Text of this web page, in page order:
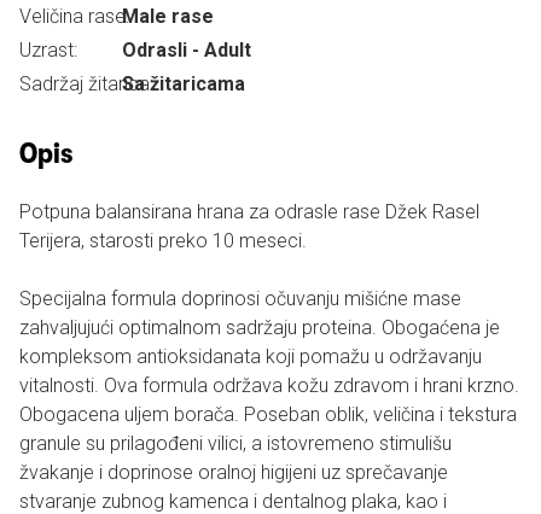
Veličina rase:Male rase
Uzrast:
Odrasli - Adult
Sadržaj žitarica:Sa žitaricama
Opis
Potpuna balansirana hrana za odrasle rase Džek Rasel
Terijera, starosti preko 10 meseci.
Specijalna formula doprinosi očuvanju mišićne mase
zahvaljujući optimalnom sadržaju proteina. Obogaćena je
kompleksom antioksidanata koji pomažu u održavanju
vitalnosti. Ova formula održava kožu zdravom i hrani krzno.
Obogacena uljem borača. Poseban oblik, veličina i tekstura
granule su prilagođeni vilici, a istovremeno stimulišu
žvakanje i doprinose oralnoj higijeni uz sprečavanje
stvaranje zubnog kamenca i dentalnog plaka, kao i